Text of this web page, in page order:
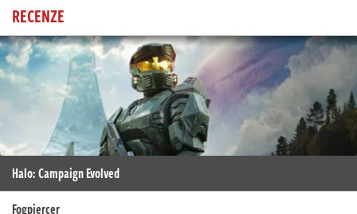
RECENZE
Halo: Campaign Evolved
Fogpiercer